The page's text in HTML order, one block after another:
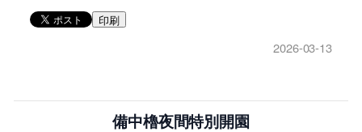
印刷
2026-03-13
備中櫓夜間特別開園